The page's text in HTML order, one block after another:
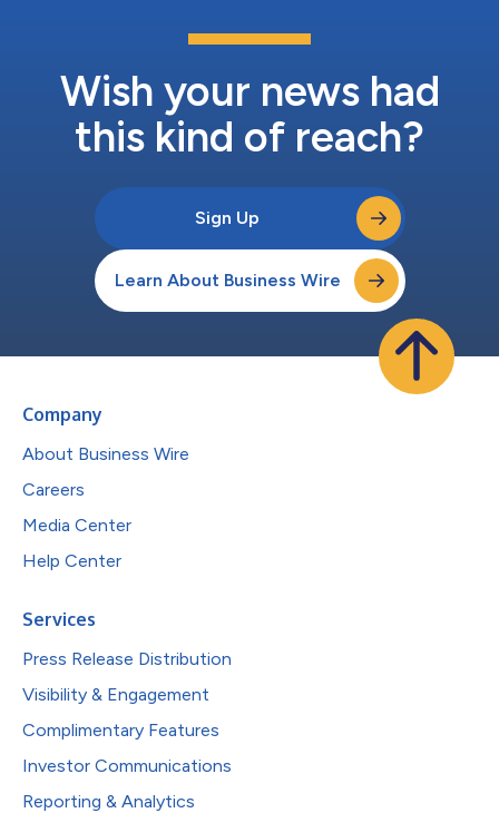
個單一據點，讓他們能夠鑄造、移轉及管理穩定幣營運作業，並具
備他們早已從Visa所期待的管控機制、安全性及網路觸及範圍。這
實的...Wish your news had
this kind of reach?
Sign Up
Learn About Business Wire
Company
About Business Wire
Careers
Media Center
Help Center
Services
Press Release Distribution
Visibility & Engagement
Complimentary Features
Investor Communications
Reporting & Analytics